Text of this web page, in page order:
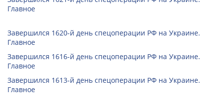
Главное
Завершился 1620-й день спецоперации РФ на Украине.
Главное
Завершился 1616-й день спецоперации РФ на Украине.
Главное
Завершился 1613-й день спецоперации РФ на Украине.
Главное